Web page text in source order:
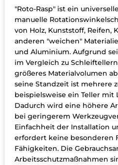
"Roto-Rasp" ist ein
manuelle
von Holz, Kunststoff, Reifen,
anderen "weichen"
und Aluminium. Aufgrund
im Vergleich zu
größeres Materialvolumen
seine Standzeit ist mehrere
beispielsweise ein Teller mit
Dadurch wird eine höhere
bei geringerem
Einfachheit der Installation
erfordert keine besonderen
Fähigkeiten. Die
Arbeitsschutzmaßnahmen